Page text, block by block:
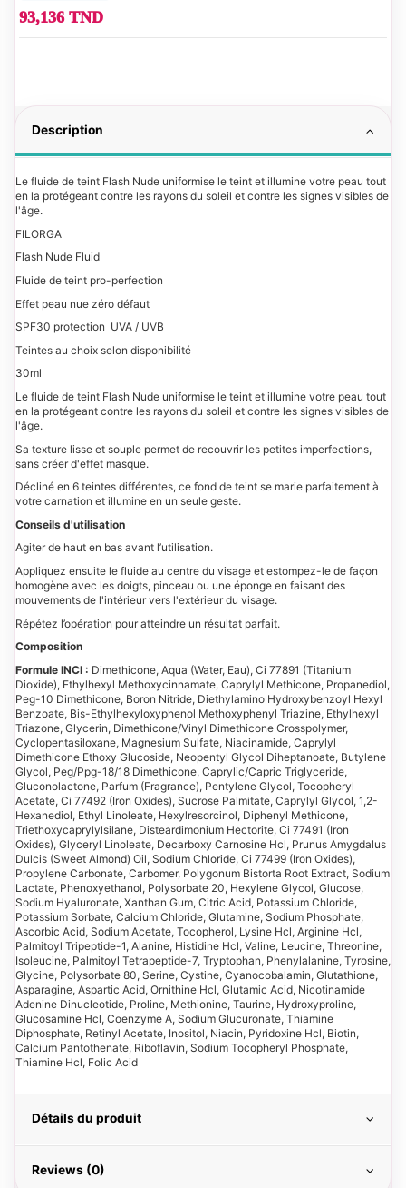
93,136 TND
Description
Le fluide de teint Flash Nude uniformise le teint et illumine votre peau tout
en la protégeant contre les rayons du soleil et contre les signes visibles de
l'âge.
FILORGA
Flash Nude Fluid
Fluide de teint pro-perfection
Effet peau nue zéro défaut
SPF30 protection UVA / UVB
Teintes au choix selon disponibilité
30ml
Le fluide de teint Flash Nude uniformise le teint et illumine votre peau tout
en la protégeant contre les rayons du soleil et contre les signes visibles de
l'âge.
Sa texture lisse et souple permet de recouvrir les petites imperfections,
sans créer d'effet masque.
Décliné en 6 teintes différentes, ce fond de teint se marie parfaitement à
votre carnation et illumine en un seule geste.
Conseils d'utilisation
Agiter de haut en bas avant l’utilisation.
Appliquez ensuite le fluide au centre du visage et estompez-le de façon
homogène avec les doigts, pinceau ou une éponge en faisant des
mouvements de l'intérieur vers l'extérieur du visage.
Répétez l’opération pour atteindre un résultat parfait.
Composition
Formule INCI : Dimethicone, Aqua (Water, Eau), Ci 77891 (Titanium
Dioxide), Ethylhexyl Methoxycinnamate, Caprylyl Methicone, Propanediol,
Peg-10 Dimethicone, Boron Nitride, Diethylamino Hydroxybenzoyl Hexyl
Benzoate, Bis-Ethylhexyloxyphenol Methoxyphenyl Triazine, Ethylhexyl
Triazone, Glycerin, Dimethicone/Vinyl Dimethicone Crosspolymer,
Cyclopentasiloxane, Magnesium Sulfate, Niacinamide, Caprylyl
Dimethicone Ethoxy Glucoside, Neopentyl Glycol Diheptanoate, Butylene
Glycol, Peg/Ppg-18/18 Dimethicone, Caprylic/Capric Triglyceride,
Gluconolactone, Parfum (Fragrance), Pentylene Glycol, Tocopheryl
Acetate, Ci 77492 (Iron Oxides), Sucrose Palmitate, Caprylyl Glycol, 1,2-
Hexanediol, Ethyl Linoleate, Hexylresorcinol, Diphenyl Methicone,
Triethoxycaprylylsilane, Disteardimonium Hectorite, Ci 77491 (Iron
Oxides), Glyceryl Linoleate, Decarboxy Carnosine Hcl, Prunus Amygdalus
Dulcis (Sweet Almond) Oil, Sodium Chloride, Ci 77499 (Iron Oxides),
Propylene Carbonate, Carbomer, Polygonum Bistorta Root Extract, Sodium
Lactate, Phenoxyethanol, Polysorbate 20, Hexylene Glycol, Glucose,
Sodium Hyaluronate, Xanthan Gum, Citric Acid, Potassium Chloride,
Potassium Sorbate, Calcium Chloride, Glutamine, Sodium Phosphate,
Ascorbic Acid, Sodium Acetate, Tocopherol, Lysine Hcl, Arginine Hcl,
Palmitoyl Tripeptide-1, Alanine, Histidine Hcl, Valine, Leucine, Threonine,
Isoleucine, Palmitoyl Tetrapeptide-7, Tryptophan, Phenylalanine, Tyrosine,
Glycine, Polysorbate 80, Serine, Cystine, Cyanocobalamin, Glutathione,
Asparagine, Aspartic Acid, Ornithine Hcl, Glutamic Acid, Nicotinamide
Adenine Dinucleotide, Proline, Methionine, Taurine, Hydroxyproline,
Glucosamine Hcl, Coenzyme A, Sodium Glucuronate, Thiamine
Diphosphate, Retinyl Acetate, Inositol, Niacin, Pyridoxine Hcl, Biotin,
Calcium Pantothenate, Riboflavin, Sodium Tocopheryl Phosphate,
Thiamine Hcl, Folic Acid
Détails du produit
Reviews (0)